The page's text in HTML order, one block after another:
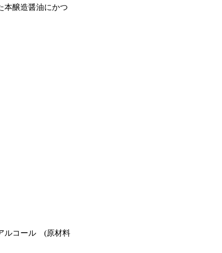
本醸造醤油にかつ
アルコール (原材料